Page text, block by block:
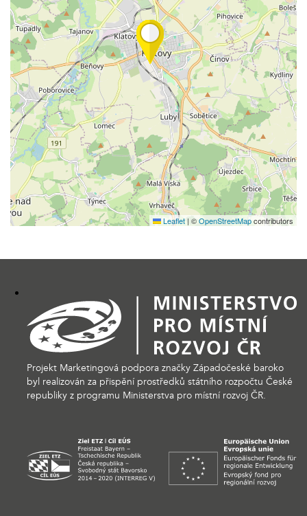
Leaflet | ©OpenStreetMapcontributors
Projekt Marketingová podpora značky Západočeské baroko
byl realizován za přispění prostředků státního rozpočtu České
republiky z programu Ministerstva pro místní rozvoj ČR.